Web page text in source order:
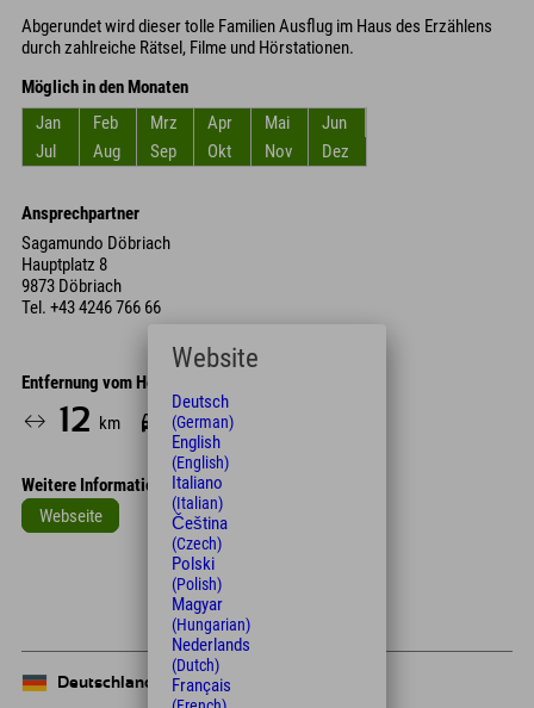
Abgerundet wird dieser tolle Familien Ausflug im Haus des Erzählens
durch zahlreiche Rätsel, Filme und Hörstationen.
Möglich in den Monaten
Jan
Feb Mrz Apr Mai
Jun
Jul
Aug Sep Okt Nov Dez
Ansprechpartner
Sagamundo Döbriach
Hauptplatz 8
9873 Döbriach
Tel. +43 4246 766 66
Entfernung vom Hotel
12 km 15 Min.
Weitere Informationen
Webseite
Deutschland
Website
Deutsch
(German)
English
(English)
Italiano
(Italian)
Čeština
(Czech)
Polski
(Polish)
Magyar
(Hungarian)
Nederlands
(Dutch)
Français